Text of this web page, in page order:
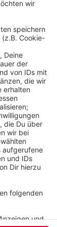
beim
Die
auf
dort